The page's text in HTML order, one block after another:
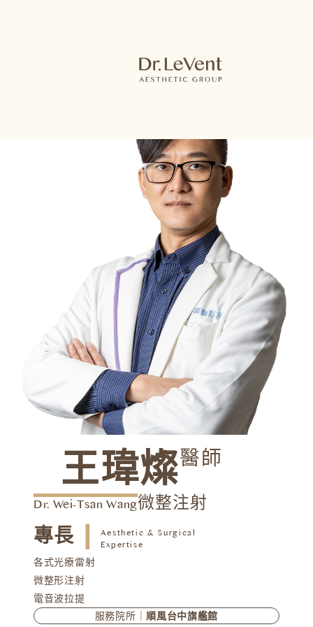
王瑋燦醫師
Dr. Wei-Tsan Wang微整注射
專長
Aesthetic & Surgical
Expertise
各式光療雷射
微整形注射
電音波拉提
服務院所｜順風台中旗艦館